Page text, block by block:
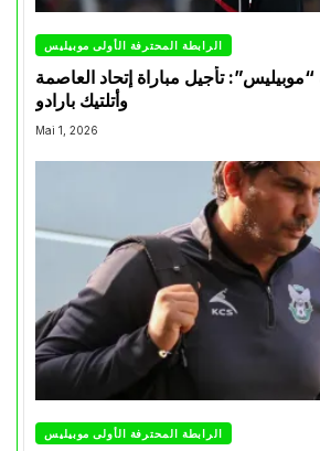
الرابطة المحترفة الأولى موبيليس
تأجيل مباراة إتحاد العاصمة
وأتلتيك بارادو
Mai 1, 2026
الرابطة المحترفة الأولى موبيليس